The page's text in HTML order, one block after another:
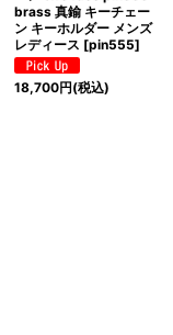
brass 真鍮 キーチェー
ン キーホルダー メンズ
レディース [pin555]
18,700円(税込)